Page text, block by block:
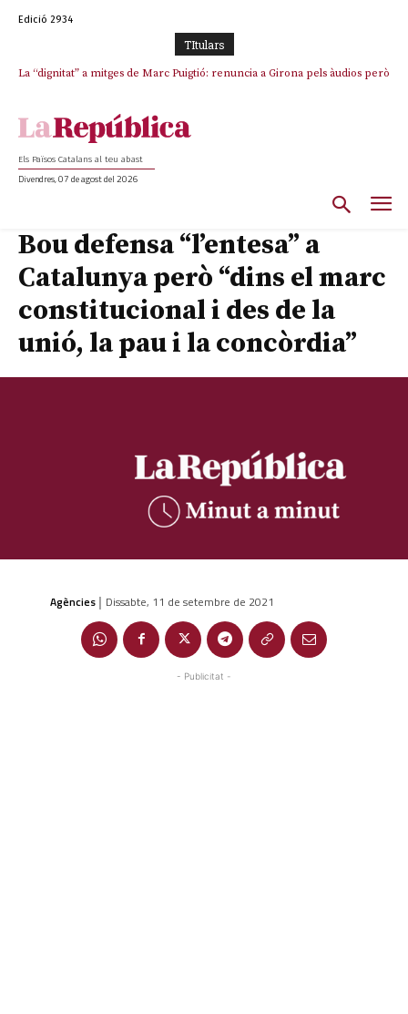
Edició 2934
TItulars
La “dignitat” a mitges de Marc Puigtió: renuncia a Girona pels àudios però
Els Països Catalans al teu abast
Divendres, 07 de agost del 2026
Bou defensa “l’entesa” a
Catalunya però “dins el marc
constitucional i des de la
unió, la pau i la concòrdia”
Agències | Dissabte, 11 de setembre de 2021
- Publicitat -